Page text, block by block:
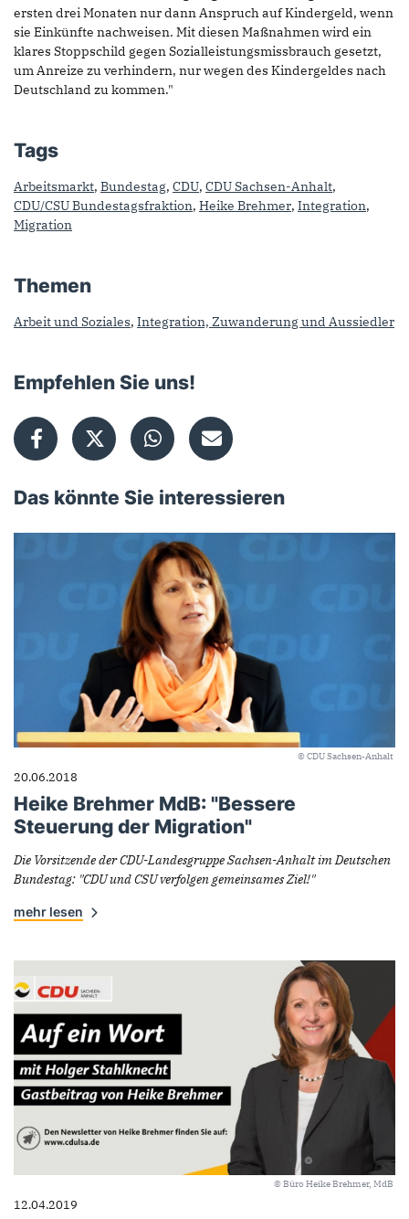
ersten drei Monaten nur dann Anspruch auf Kindergeld, wenn
sie Einkünfte nachweisen. Mit diesen Maßnahmen wird ein
klares Stoppschild gegen Sozialleistungsmissbrauch gesetzt,
um Anreize zu verhindern, nur wegen des Kindergeldes nach
Deutschland zu kommen."
Tags
Arbeitsmarkt, Bundestag, CDU, CDU Sachsen-Anhalt,
CDU/CSU Bundestagsfraktion, Heike Brehmer, Integration,
Migration
Themen
Arbeit und Soziales, Integration, Zuwanderung und Aussiedler
Empfehlen Sie uns!
Das könnte Sie interessieren
© CDU Sachsen-Anhalt
20.06.2018
Heike Brehmer MdB: "Bessere
Steuerung der Migration"
Die Vorsitzende der CDU-Landesgruppe Sachsen-Anhalt im Deutschen
Bundestag: "CDU und CSU verfolgen gemeinsames Ziel!"
mehr lesen
© Büro Heike Brehmer, MdB
12.04.2019